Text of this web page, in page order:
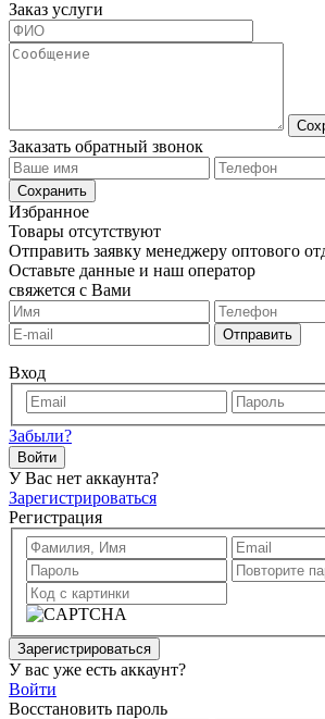
Заказ услуги
Заказать обратный звонок
Сохранить
Избранное
Товары отсутствуют
Отправить заявку менеджеру оптового
Оставьте данные и наш оператор
свяжется с Вами
Отправить
Вход
Забыли?
Войти
У Вас нет аккаунта?
Зарегистрироваться
Регистрация
Зарегистрироваться
У вас уже есть аккаунт?
Войти
Восстановить пароль